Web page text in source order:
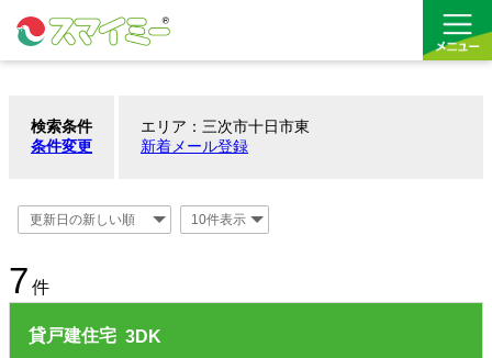
借りる
お気に入り
検索条件
条件変更
エリア：三次市十日市東
新着メール登録
7 件
貸戸建住宅 3DK